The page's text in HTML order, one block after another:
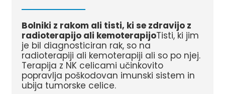
Bolniki z rakom ali tisti, ki se zdravijo z
radioterapijo ali kemoterapijoTisti, ki jim
je bil diagnosticiran rak, so na
radioterapiji ali kemoterapiji ali so po njej.
Terapija z NK celicami učinkovito
popravlja poškodovan imunski sistem in
ubija tumorske celice.